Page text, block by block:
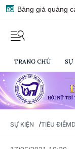
Bảng giá quảng
TRANG CHỦ SỰ
SỰ KIỆN /TIÊU ĐIỂM